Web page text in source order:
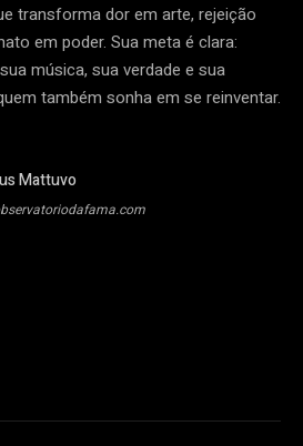
transforma dor em arte, rejeição
em poder. Sua meta é clara:
música, sua verdade e sua
também sonha em se reinventar.
Mattuvo